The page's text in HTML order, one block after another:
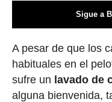
Sigue a
A pesar de que los
habituales en el
sufre un lavado de
alguna bienvenida,